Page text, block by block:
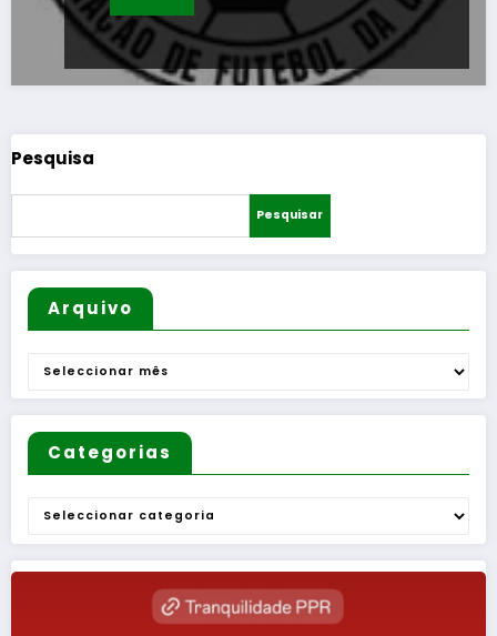
Pesquisa
Pesquisar
Arquivo
Arquivo
Categorias
Categorias